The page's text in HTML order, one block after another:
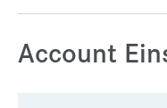
Account